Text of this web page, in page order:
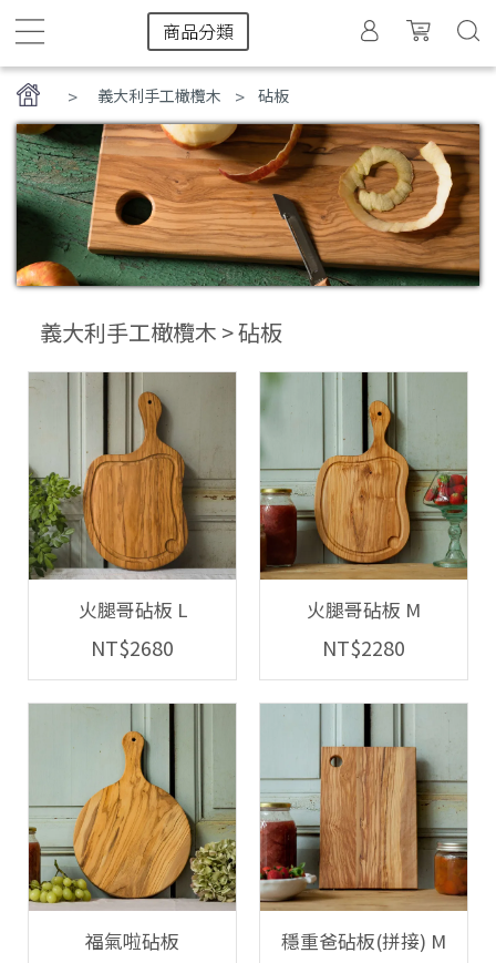
義大利手工橄欖木 > 砧板
商品分類
義大利手工橄欖木 > 砧板
火腿哥砧板 L
NT$2680
火腿哥砧板 M
NT$2280
福氣啦砧板 穩重爸砧板(拼接) M